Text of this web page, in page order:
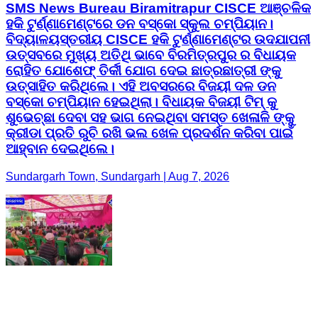
SMS News Bureau Biramitrapur CISCE ଆଞ୍ଚଳିକ
ହକି ଟୁର୍ଣ୍ଣାମେଣ୍ଟରେ ଡନ ବସ୍କୋ ସ୍କୁଲ ଚମ୍ପିୟାନ।
ବିଦ୍ୟାଳୟସ୍ତରୀୟ CISCE ହକି ଟୁର୍ଣ୍ଣାମେଣ୍ଟର ଉଦଯାପନୀ
ଉତ୍ସବରେ ମୁଖ୍ୟ ଅତିଥି ଭାବେ ବିରମିତ୍ରପୁର ର ବିଧାୟକ
ରୋହିତ ଯୋଶେଫ୍ ତିର୍କୀ ଯୋଗ ଦେଇ ଛାତ୍ରଛାତ୍ରୀ ଙ୍କୁ
ଉତ୍ସାହିତ କରିଥିଲେ। ଏହି ଅବସରରେ ବିଜୟୀ ଦଳ ଡନ
ବସ୍କୋ ଚମ୍ପିୟାନ ହେଇଥିଲା। ବିଧାୟକ ବିଜୟୀ ଟିମ୍ କୁ
ଶୁଭେଚ୍ଛା ଦେବା ସହ ଭାଗ ନେଇଥିବା ସମସ୍ତ ଖେଳାଳି ଙ୍କୁ
କ୍ରୀଡା ପ୍ରତି ରୁଚି ରଖି ଭଲ ଖେଳ ପ୍ରଦର୍ଶନ କରିବା ପାଇଁ
ଆହ୍ବାନ ଦେଇଥିଲେ।
Sundargarh Town, Sundargarh | Aug 7, 2026